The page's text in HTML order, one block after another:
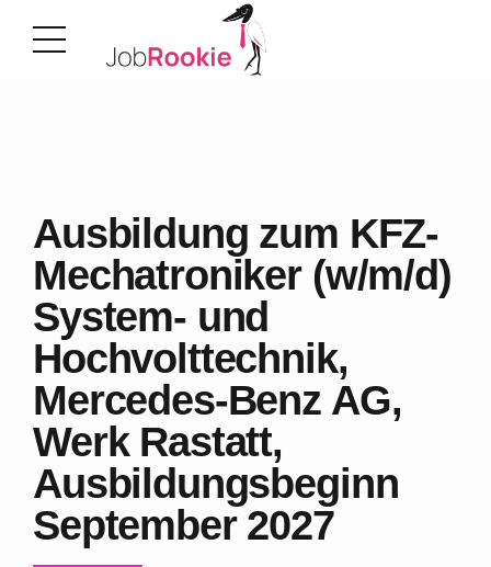
Ausbildung zum KFZ-
Mechatroniker (w/m/d)
System- und
Hochvolttechnik,
Mercedes-Benz AG,
Werk Rastatt,
Ausbildungsbeginn
September 2027